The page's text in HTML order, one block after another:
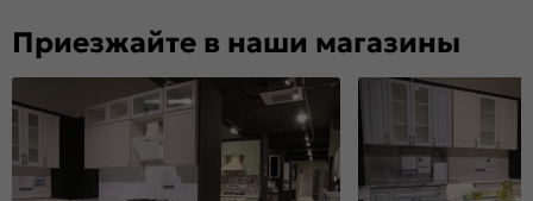
Приезжайте в наши магазины